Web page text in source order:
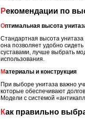
Рекомендации по
Оптимальная высота
Стандартная высота
она позволяет удобно
суставами, лучше выбрать
использования.
Материалы и конструкция
При выборе унитаза важно
которые обеспечивают
Модели с системой
Как правильно